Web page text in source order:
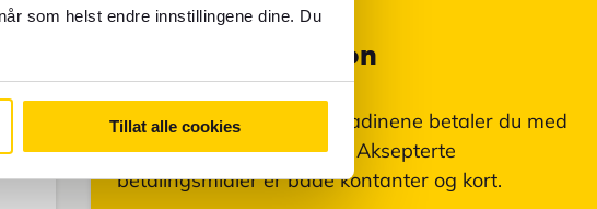
som helst endre innstillingene dine. Du
Tillat alle cookies
Valutainformasjon
På Saint Vincent og Grenadinene betaler du med
Øst-Karibiske dollar, XCD. Aksepterte
betalingsmidler er både kontanter og kort.